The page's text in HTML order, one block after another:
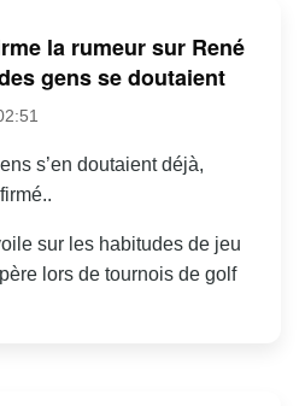
la rumeur sur René
gens se doutaient
s’en doutaient déjà,
sur les habitudes de jeu
lors de tournois de golf